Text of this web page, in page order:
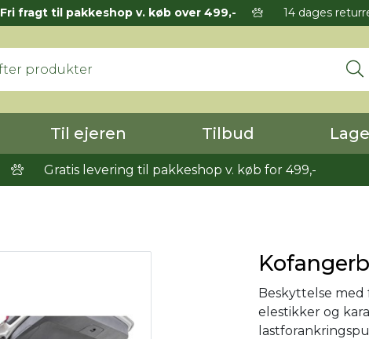
Fri fragt til pakkeshop v. køb over 499,- 14 dages
Til ejeren Tilbud
Gratis levering til pakkeshop v. køb for 499,-
Beskyttelse
elestikker og